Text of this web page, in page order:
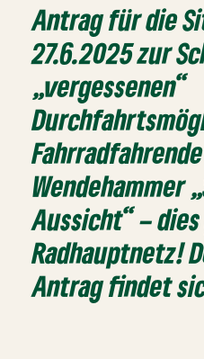
Antrag für die
27.6.2025 zur
„vergessenen“
Wendehammer
Aussicht“ –
Radhauptnetz!
Antrag findet